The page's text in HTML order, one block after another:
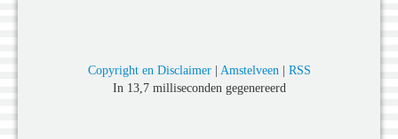
Copyright en Disclaimer| Amstelveen| RSS
In 13,7 milliseconden gegenereerd